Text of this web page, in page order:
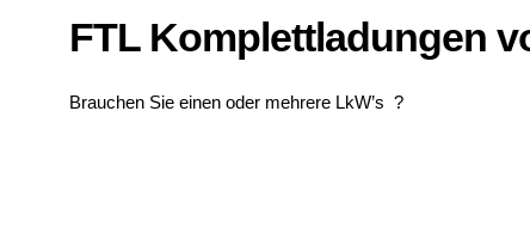
FTL Komplettladungen
Brauchen Sie einen oder mehrere LkW’s ?